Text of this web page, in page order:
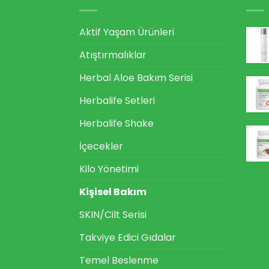
Aktif Yaşam Ürünleri
Atıştırmalıklar
Herbal Aloe Bakım Serisi
Herbalife Setleri
Herbalife Shake
İçecekler
Kilo Yönetimi
Kişisel Bakım
SKIN/Cilt Serisi
Takviye Edici Gıdalar
Temel Beslenme